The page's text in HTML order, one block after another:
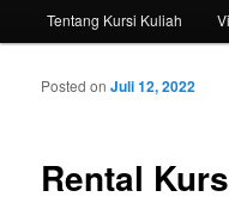
Tentang Kursi Kuliah
Rental
Posted onJuli 12, 2022